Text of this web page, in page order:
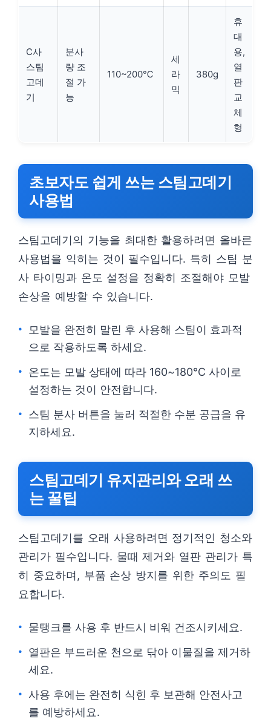
C사
스팀
고데
기
분사
량 조
절 가
능
110~200℃
세
라
믹
380g
휴
대
용,
열
판
교
체
형
초보자도 쉽게 쓰는 스팀고데기
사용법
스팀고데기의 기능을 최대한 활용하려면 올바른
사용법을 익히는 것이 필수입니다. 특히 스팀 분
사 타이밍과 온도 설정을 정확히 조절해야 모발
손상을 예방할 수 있습니다.
모발을 완전히 말린 후 사용해 스팀이 효과적
으로 작용하도록 하세요.
온도는 모발 상태에 따라 160~180℃ 사이로
설정하는 것이 안전합니다.
스팀 분사 버튼을 눌러 적절한 수분 공급을 유
지하세요.
스팀고데기 유지관리와 오래 쓰
는 꿀팁
스팀고데기를 오래 사용하려면 정기적인 청소와
관리가 필수입니다. 물때 제거와 열판 관리가 특
히 중요하며, 부품 손상 방지를 위한 주의도 필
요합니다.
물탱크를 사용 후 반드시 비워 건조시키세요.
열판은 부드러운 천으로 닦아 이물질을 제거하
세요.
사용 후에는 완전히 식힌 후 보관해 안전사고
를 예방하세요.